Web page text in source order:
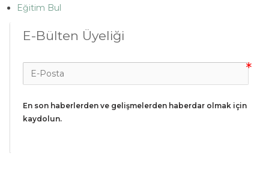
Eğitim Bul
E-Bülten Üyeliği
En son haberlerden ve gelişmelerden haberdar olmak için
kaydolun.